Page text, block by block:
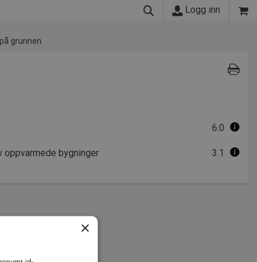
Logg inn
grunnen
6.0
oppvarmede bygninger 3.1
×